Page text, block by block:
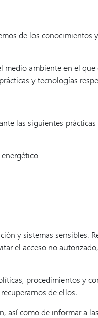
de los conocimientos
ambiente en el
y tecnologías
las siguientes prácticas
y sistemas sensibles.
el acceso no
procedimientos y
de ellos.
así como de informar a